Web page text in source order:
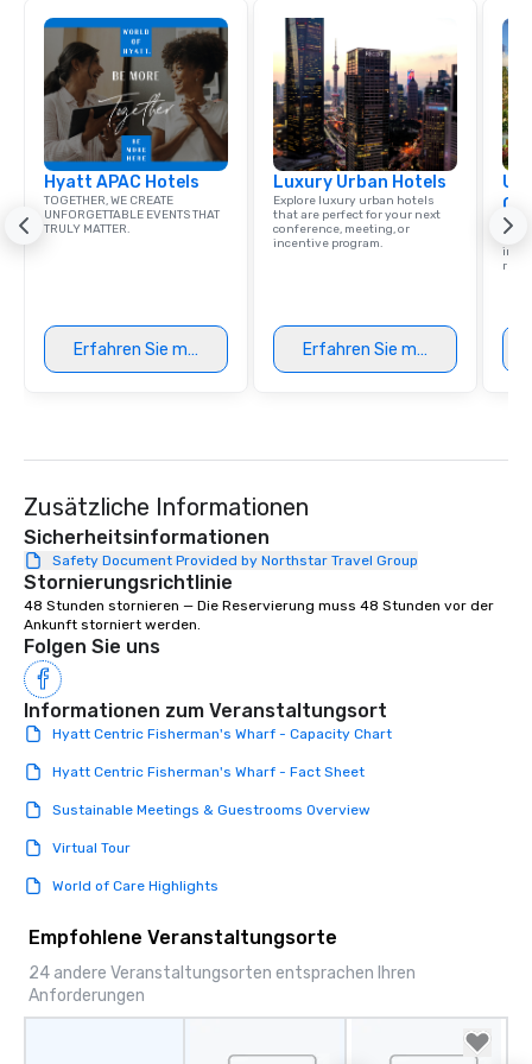
Hyatt APAC Hotels
TOGETHER, WE CREATE
UNFORGETTABLE EVENTS THAT
TRULY MATTER.
Erfahren Sie mehr
Luxury Urban Hotels
Explore luxury urban hotels
that are perfect for your next
conference, meeting, or
incentive program.
Erfahren Sie mehr
Find
Zusätzliche Informationen
Sicherheitsinformationen
Safety Document Provided by Northstar Travel Group
Stornierungsrichtlinie
48 Stunden stornieren — Die Reservierung muss 48 Stunden vor der
Ankunft storniert werden.
Folgen Sie uns
Informationen zum Veranstaltungsort
Hyatt Centric Fisherman's Wharf - Capacity Chart
Hyatt Centric Fisherman's Wharf - Fact Sheet
Sustainable Meetings & Guestrooms Overview
Virtual Tour
World of Care Highlights
Empfohlene Veranstaltungsorte
24 andere Veranstaltungsorten entsprachen Ihren
Anforderungen